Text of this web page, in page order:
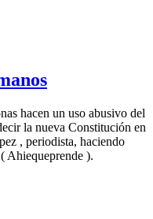
hacen un uso abusivo del
la nueva Constitución en
, periodista, haciendo
Ahiequeprende ).